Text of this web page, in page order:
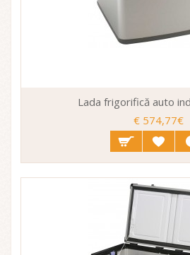
Lada frigorifică auto
€ 574,77€